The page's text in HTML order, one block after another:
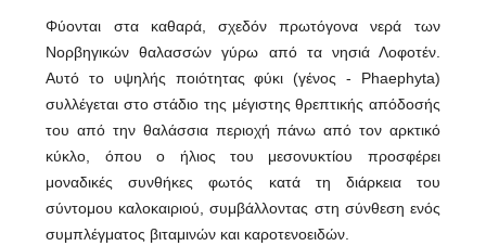
Φύονται στα καθαρά, σχεδόν πρωτόγονα νερά των
Νορβηγικών θαλασσών γύρω από τα νησιά Λοφοτέν.
Αυτό το υψηλής ποιότητας φύκι (γένος - Phaephyta)
συλλέγεται στο στάδιο της μέγιστης θρεπτικής απόδοσής
του από την θαλάσσια περιοχή πάνω από τον αρκτικό
κύκλο, όπου ο ήλιος του μεσονυκτίου προσφέρει
μοναδικές συνθήκες φωτός κατά τη διάρκεια του
σύντομου καλοκαιριού, συμβάλλοντας στη σύνθεση ενός
συμπλέγματος βιταμινών και καροτενοειδών.